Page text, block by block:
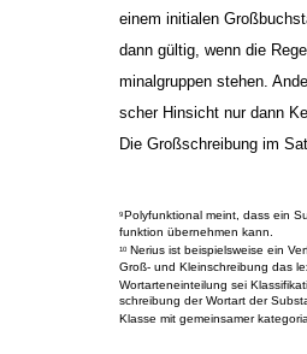
einem initialen
dann gültig, wenn die
minalgruppen stehen.
scher Hinsicht nur dann
Die Großschreibung im
9Polyfunktional meint, dass ein
funktion übernehmen kann.
10 Nerius ist beispielsweise ein
Groß- und Kleinschreibung das
Wortarteneinteilung sei
schreibung der Wortart der
Klasse mit gemeinsamer